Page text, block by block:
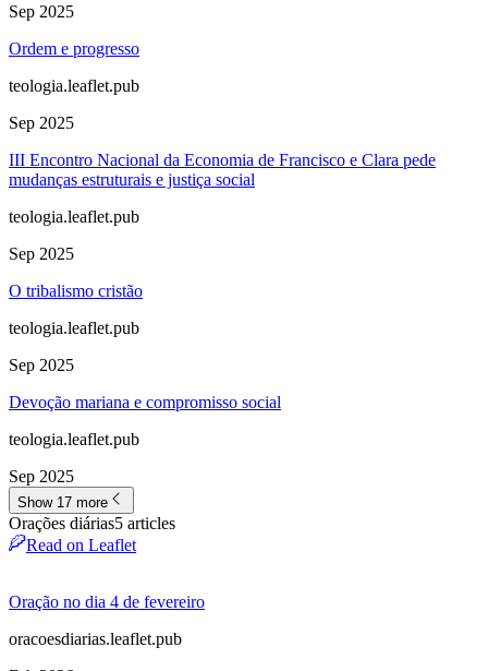
Sep 2025
Ordem e progresso
teologia.leaflet.pub
Sep 2025
III Encontro Nacional da Economia de Francisco e Clara pede
mudanças estruturais e justiça social
teologia.leaflet.pub
Sep 2025
O tribalismo cristão
teologia.leaflet.pub
Sep 2025
Devoção mariana e compromisso social
teologia.leaflet.pub
Sep 2025
Show 17 more
Orações diárias5 articles
Read on Leaflet
Oração no dia 4 de fevereiro
oracoesdiarias.leaflet.pub